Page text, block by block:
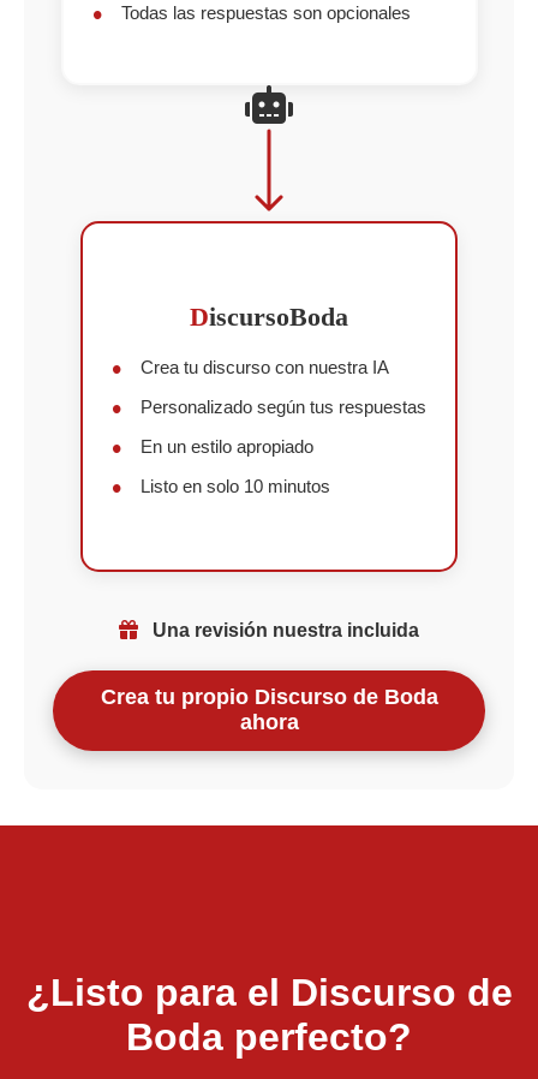
Todas las respuestas son opcionales
DiscursoBoda
Crea tu discurso con nuestra IA
Personalizado según tus respuestas
En un estilo apropiado
Listo en solo 10 minutos
Una revisión nuestra incluida
Crea tu propio Discurso de Boda
ahora
¿Listo para el Discurso de
Boda perfecto?